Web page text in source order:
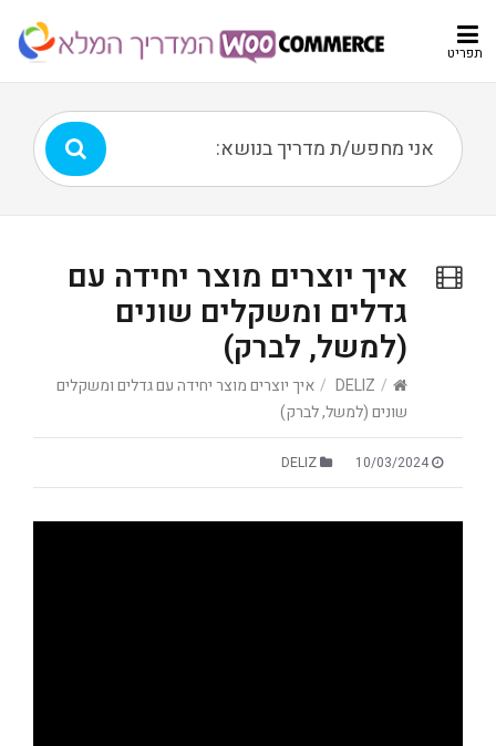
תפריט
איך יוצרים מוצר יחידה עם
גדלים ומשקלים שונים
(למשל, לברק)
/
DELIZ
/ איך יוצרים מוצר יחידה עם גדלים ומשקלים
שונים (למשל, לברק)
10/03/2024
DELIZ